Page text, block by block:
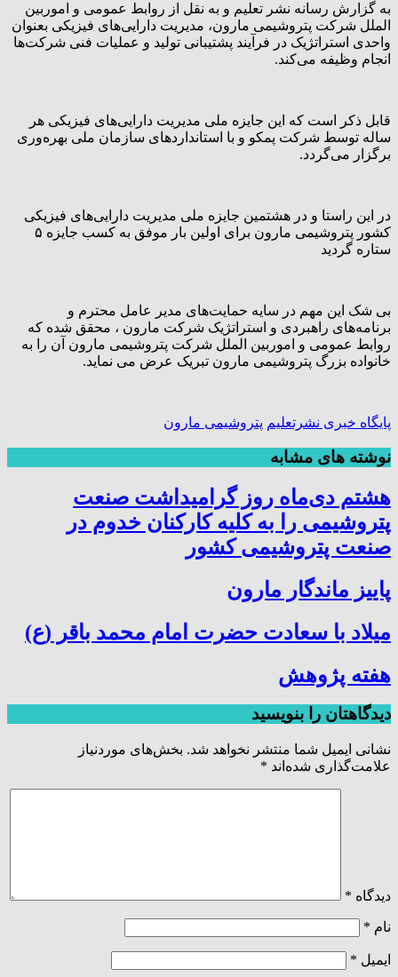
به گزارش رسانه نشر تعلیم و به نقل از روابط عمومی و اموربین
الملل شرکت پتروشیمی مارون، مدیریت دارایی‌های فیزیکی بعنوان
واحدی استراتژیک در فرآیند پشتیبانی تولید و عملیات فنی شرکت‌ها
انجام وظیفه می‌کند.
قابل ذکر است که این جایزه ملی مدیریت دارایی‌های فیزیکی هر
ساله توسط شرکت پمکو و با استانداردهای سازمان ملی بهره‌وری
برگزار می‌گردد.
در این راستا و در هشتمین جایزه ملی مدیریت دارایی‌های فیزیکی
کشور پتروشیمی مارون برای اولین بار موفق به کسب جایزه ۵
ستاره گردید
بی شک این مهم در سایه حمایت‌های مدیر عامل محترم و
برنامه‌های راهبردی و استراتژیک شرکت مارون ، محقق شده که
روابط عمومی و اموربین الملل شرکت پتروشیمی مارون آن را به
خانواده بزرگ پتروشیمی مارون تبریک عرض می نماید.
پایگاه خبری نشرتعلیم پتروشیمی مارون
نوشته های مشابه
هشتم دی‌ماه روز گرامیداشت صنعت
پتروشیمی را به کلیه کارکنان خدوم در
صنعت پتروشیمی کشور
پاییز ماندگار مارون
میلاد با سعادت حضرت امام محمد باقر (ع)
هفته پژوهش
دیدگاهتان را بنویسید
نشانی ایمیل شما منتشر نخواهد شد. بخش‌های موردنیاز
علامت‌گذاری شده‌اند *
دیدگاه *
نام *
ایمیل *